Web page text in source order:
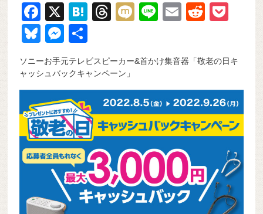
F
a
c
e
b
o
o
k
X
H
n
a
T
a
d
s
M
Li
E
R
di
t
et
Bl
e
sk
y
M
e
ss
e
n
g
er
有
ソニーお手元テレビスピーカー&首かけ集音器「敬老の日キ
ャッシュバックキャンペーン」